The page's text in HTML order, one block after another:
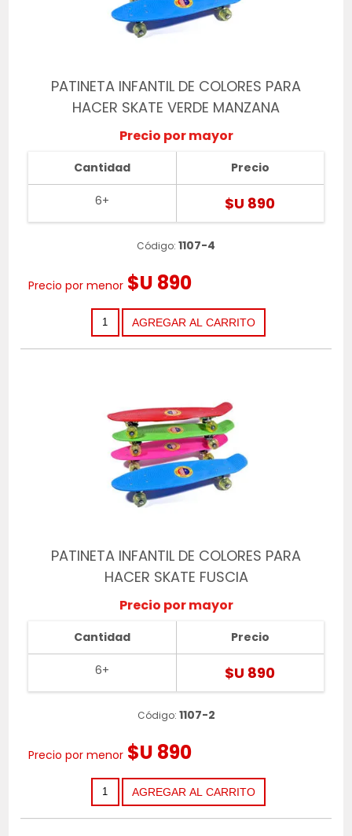
PATINETA INFANTIL DE COLORES PARA
HACER SKATE VERDE MANZANA
Precio por mayor
Cantidad
6+
Precio
$U 890
Código: 1107-4
Precio por menor $U 890
PATINETA INFANTIL DE COLORES PARA
HACER SKATE FUSCIA
Precio por mayor
Cantidad
6+
Precio
$U 890
Código: 1107-2
Precio por menor $U 890